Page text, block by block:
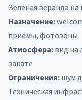
Зелёная веранда
Назначение:
приёмы, фотозоны
Атмосфера:вид на
закате
Ограничения:шум
Техническая